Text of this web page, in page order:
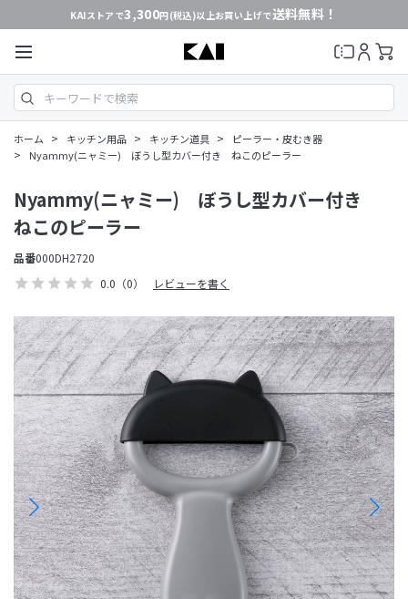
KAIストアで3,300円(税込)以上お買い上げで送料無料！
ホーム > キッチン用品 > キッチン道具 > ピーラー・皮むき器
> Nyammy(ニャミー) ぼうし型カバー付き ねこのピーラー
0.0 （0） レビューを書く
Nyammy(ニャミー) ぼうし型カバー付き
ねこのピーラー
品番000DH2720